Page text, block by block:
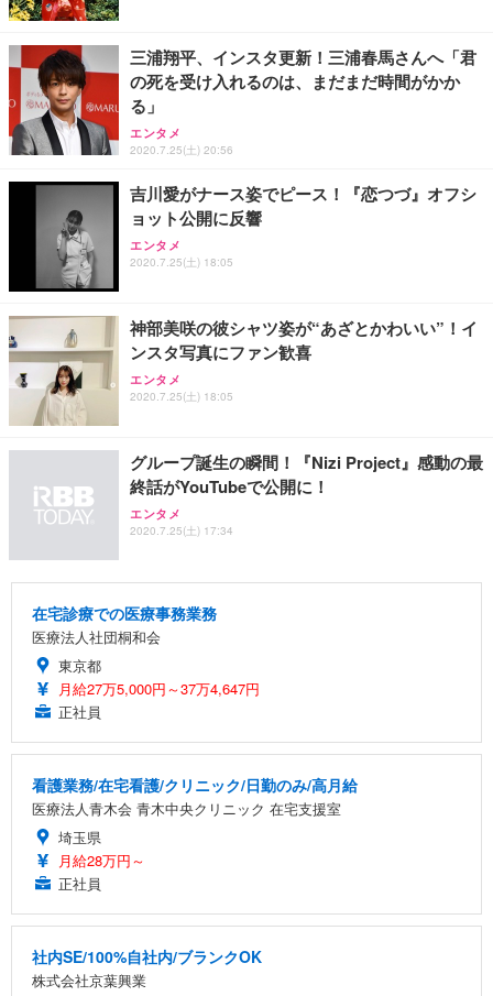
三浦翔平、インスタ更新！三浦春馬さんへ「君
の死を受け入れるのは、まだまだ時間がかか
る」
エンタメ
2020.7.25(土) 20:56
吉川愛がナース姿でピース！『恋つづ』オフシ
ョット公開に反響
エンタメ
2020.7.25(土) 18:05
神部美咲の彼シャツ姿が“あざとかわいい”！イ
ンスタ写真にファン歓喜
エンタメ
2020.7.25(土) 18:05
グループ誕生の瞬間！『Nizi Project』感動の最
終話がYouTubeで公開に！
エンタメ
2020.7.25(土) 17:34
在宅診療での医療事務業務
医療法人社団桐和会
東京都
月給27万5,000円～37万4,647円
正社員
看護業務/在宅看護/クリニック/日勤のみ/高月給
医療法人青木会 青木中央クリニック 在宅支援室
埼玉県
月給28万円～
正社員
社内SE/100%自社内/ブランクOK
株式会社京葉興業